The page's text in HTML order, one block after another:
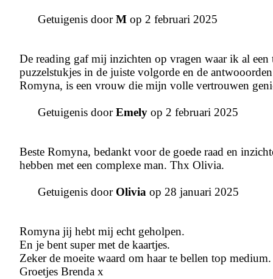
Getuigenis doorM op 2 februari 2025
De reading gaf mij inzichten op vragen waar ik al
puzzelstukjes in de juiste volgorde en de
Romyna, is een vrouw die mijn volle vertrouwen
Getuigenis doorEmely op 2 februari 2025
Beste Romyna, bedankt voor de goede raad en
hebben met een complexe man. Thx Olivia.
Getuigenis door Olivia op 28 januari 2025
Romyna jij hebt mij echt geholpen.
En je bent super met de kaartjes.
Zeker de moeite waard om haar te bellen top medium.
Groetjes Brenda x